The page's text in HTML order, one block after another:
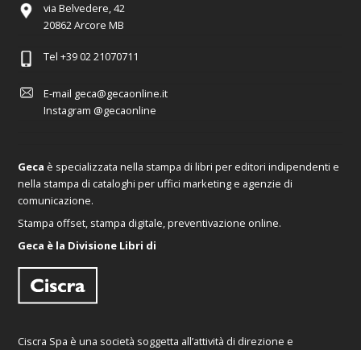
via Belvedere, 42
20862 Arcore MB
Tel +39 02 21070711
E-mail geca@gecaonline.it
Instagram @gecaonline
Geca è specializzata nella stampa di libri per editori indipendenti e
nella stampa di cataloghi per uffici marketing e agenzie di
comunicazione.
Stampa offset, stampa digitale, preventivazione online.
Geca è la Divisione Libri di
Ciscra Spa è una società soggetta all’attività di direzione e